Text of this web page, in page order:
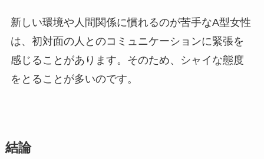
新しい環境や人間関係に慣れるのが苦手なA型女性
は、初対面の人とのコミュニケーションに緊張を
感じることがあります。そのため、シャイな態度
をとることが多いのです。
結論